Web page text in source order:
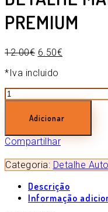
PREMIUM
12.00€ 6.50€
*Iva incluido
Quantidade
de
DETALHE
MICROFIBRA
PREMIUM
Adicionar
Compartilhar
Categoria: Detalhe
Descrição
Informação